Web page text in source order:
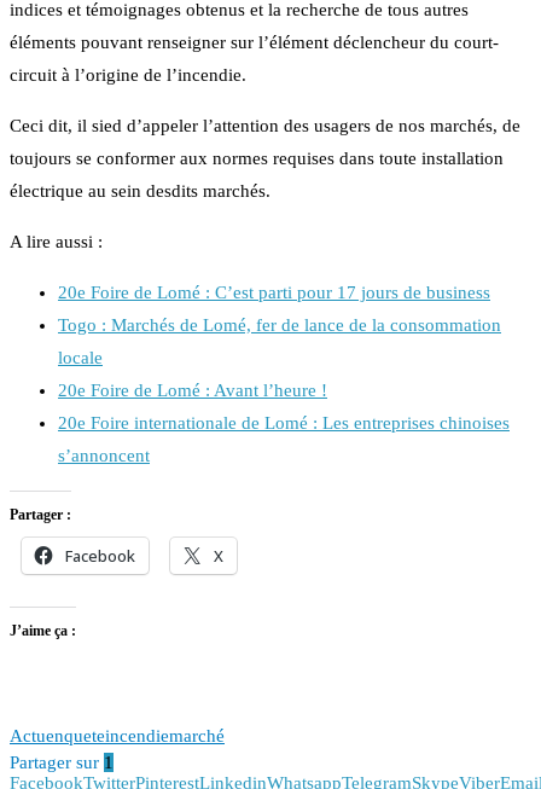
indices et témoignages obtenus et la recherche de tous autres
éléments pouvant renseigner sur l’élément déclencheur du court-
circuit à l’origine de l’incendie.
Ceci dit, il sied d’appeler l’attention des usagers de nos marchés, de
toujours se conformer aux normes requises dans toute installation
électrique au sein desdits marchés.
A lire aussi :
20e Foire de Lomé : C’est parti pour 17 jours de business
Togo : Marchés de Lomé, fer de lance de la consommation
locale
20e Foire de Lomé : Avant l’heure !
20e Foire internationale de Lomé : Les entreprises chinoises
s’annoncent
Partager :
Facebook X
J’aime ça :
Actuenqueteincendiemarché
Partager sur 1
FacebookTwitterPinterestLinkedinWhatsappTelegramSkypeViber